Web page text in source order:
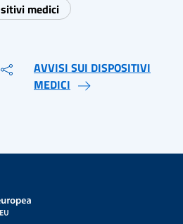
medici
AVVISI SUI DISPOSITIVI
MEDICI